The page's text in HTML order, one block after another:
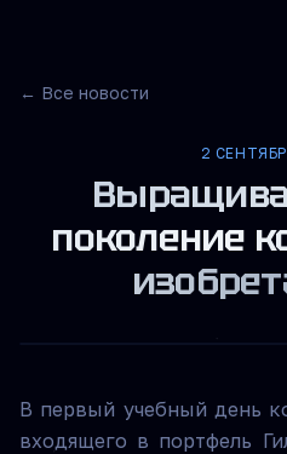
← Все новости
2
поколение
В первый учебный день
входящего в портфель